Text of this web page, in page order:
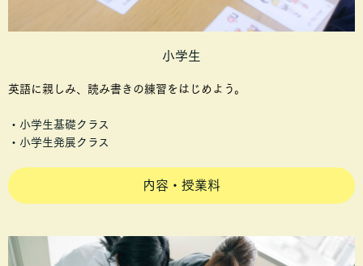
小学生
英語に親しみ、読み書きの練習をはじめよう。
・小学生基礎クラス
・小学生発展クラス
内容・授業料